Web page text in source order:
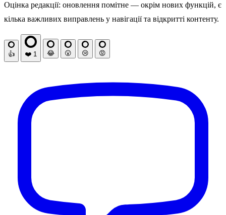
Оцінка редакції: оновлення помітне — окрім нових функцій, є
кілька важливих виправлень у навігації та відкритті контенту.
👍 ❤️ 1 😂 😮 😢 😡